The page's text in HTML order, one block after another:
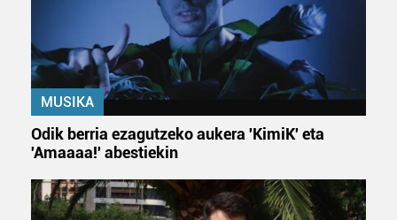
MUSIKA
Odik berria ezagutzeko aukera 'KimiK' eta
'Amaaaa!' abestiekin